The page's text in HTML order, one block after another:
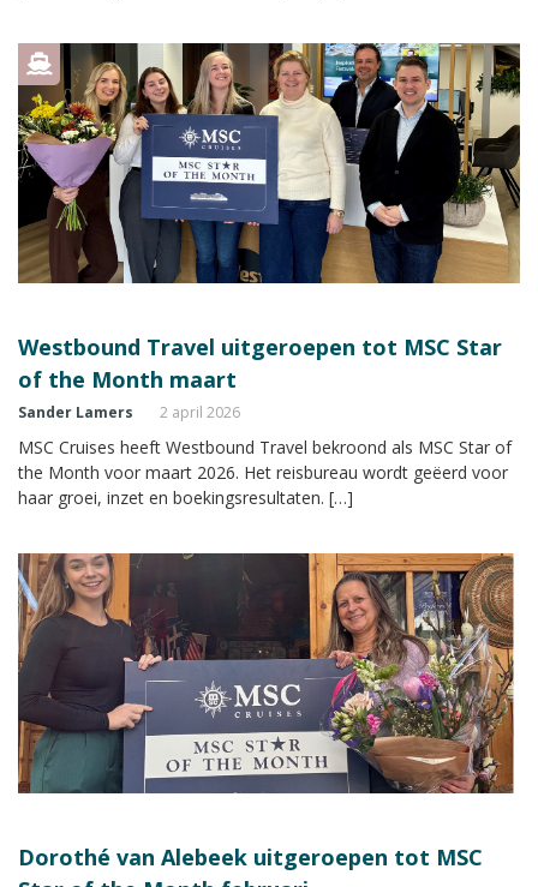
Westbound Travel uitgeroepen tot MSC Star
of the Month maart
Sander Lamers 2 april 2026
MSC Cruises heeft Westbound Travel bekroond als MSC Star of
the Month voor maart 2026. Het reisbureau wordt geëerd voor
haar groei, inzet en boekingsresultaten. […]
Dorothé van Alebeek uitgeroepen tot MSC